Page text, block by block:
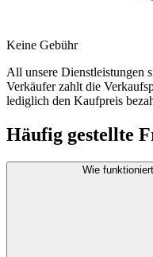
Keine Gebühr
All unsere Dienstleistungen
Verkäufer zahlt die
lediglich den Kaufpreis
Häufig gestellte
Wie